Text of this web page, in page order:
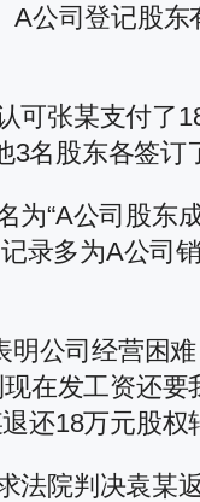
公司登记股
可张某支付
名股东各签订
“A公司股东
录多为A公司
公司经营困
发工资还要
还18万元股权
院判决袁某